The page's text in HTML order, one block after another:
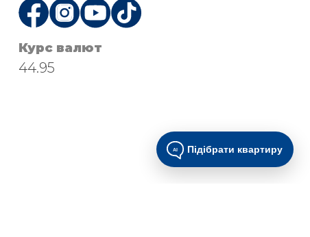
Курс валют
44.95
AI Підібрати квартиру